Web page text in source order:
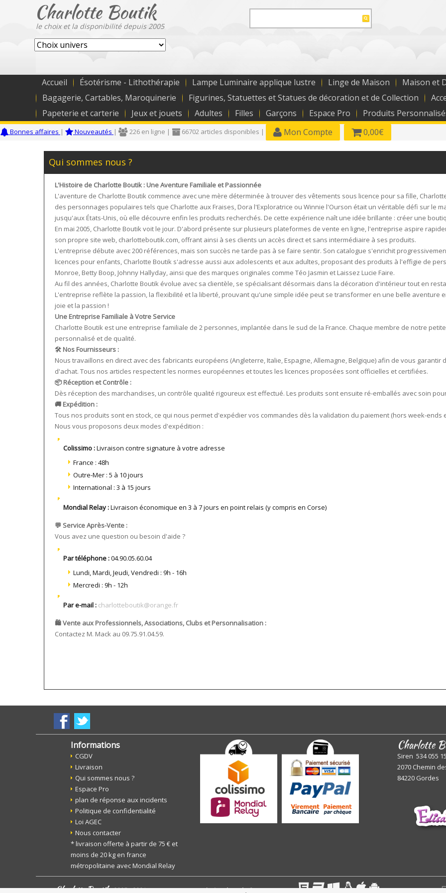
Charlotte Boutik
le choix et la disponibilité depuis 2005
Accueil Ésotérisme - Lithothérapie Lampe Luminaire applique lustre Linge de Maison Maison et
Bagagerie, Cartables, Maroquinerie
Figurines, Statuettes et Statues de décoration et de Collection
Papeterie et carterie
Jeux et jouets Adultes Filles Garçons Espace Pro Produits
Bonnes affaires | Nouveautés | 226 en ligne | 66702 articles disponibles | Mon Compte 0,00€
Qui sommes nous ?
L'Histoire de Charlotte Boutik : Une Aventure Familiale et Passionnée
L'aventure de Charlotte Boutik commence avec une mère déterminée à trouver des vêtements sous licence pour sa fille,
des personnages populaires tels que Charlotte aux Fraises, Dora l'Exploratrice ou Winnie l'Ourson était un véritable défi sur le
jusqu'aux États-Unis, où elle découvre enfin les produits recherchés. De cette expérience naît une idée brillante : créer une
En mai 2005, Charlotte Boutik voit le jour. D'abord présente sur plusieurs plateformes de vente en ligne, l'entreprise aspire
son propre site web, charlotteboutik.com, offrant ainsi à ses clients un accès direct et sans intermédiaire à ses produits.
L'entreprise débute avec 200 références, mais son succès ne tarde pas à se faire sentir. Son catalogue s'enrichit
licences pour enfants, Charlotte Boutik s'adresse aussi aux adolescents et aux adultes, proposant des produits à l'effigie de
Monroe, Betty Boop, Johnny Hallyday, ainsi que des marques originales comme Téo Jasmin et Laissez Lucie Faire.
Au fil des années, Charlotte Boutik évolue avec sa clientèle, se spécialisant désormais dans la décoration d'intérieur tout en
L'entreprise reflète la passion, la flexibilité et la liberté, prouvant qu'une simple idée peut se transformer en une belle
joie et la passion !
Une Entreprise Familiale à Votre Service
Charlotte Boutik est une entreprise familiale de 2 personnes, implantée dans le sud de la France. Chaque membre de notre
personnalisé et de qualité.
🛠️ Nos Fournisseurs :
Nous travaillons en direct avec des fabricants européens (Angleterre, Italie, Espagne, Allemagne, Belgique) afin de vous
d'achat. Tous nos articles respectent les normes européennes et toutes les licences proposées sont officielles et certifiées.
📦 Réception et Contrôle :
Dès réception des marchandises, un contrôle qualité rigoureux est effectué. Les produits sont ensuite ré-emballés avec soin
🚚 Expédition :
Tous nos produits sont en stock, ce qui nous permet d'expédier vos commandes dès la validation du paiement (hors week-ends
Nous vous proposons deux modes d'expédition :
Colissimo :Livraison contre signature à votre adresse
France : 48h
Outre-Mer : 5 à 10 jours
International : 3 à 15 jours
Mondial Relay :Livraison économique en 3 à 7 jours en point relais (y compris en Corse)
💬 Service Après-Vente :
Vous avez une question ou besoin d'aide ?
Par téléphone :04.90.05.60.04
Lundi, Mardi, Jeudi, Vendredi : 9h - 16h
Mercredi : 9h - 12h
Par e-mail : charlotteboutik@orange.fr
🛍️ Vente aux Professionnels, Associations, Clubs et Personnalisation :
Contactez M. Mack au 09.75.91.04.59.
Informations
CGDV
Livraison
Qui sommes nous ?
Espace Pro
plan de réponse aux incidents
Politique de confidentialité
Loi AGEC
Nous contacter
* livraison offerte à partir de 75 € et
moins de 20 kg en france
métropolitaine avec Mondial Relay
Charlotte
Siren 534 055
2070 Chemin
84220 Gordes
Charlotte Boutik 2005 - 2021 tous droits réservés©